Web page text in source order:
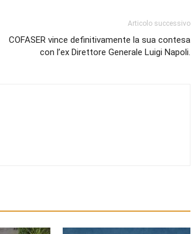
Articolo successivo
COFASER vince definitivamente la sua contesa
con l’ex Direttore Generale Luigi Napoli.